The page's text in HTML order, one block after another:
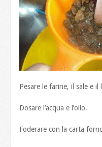
Pesare le farine, il sale e il
Dosare l’acqua e l’olio.
Foderare con la carta